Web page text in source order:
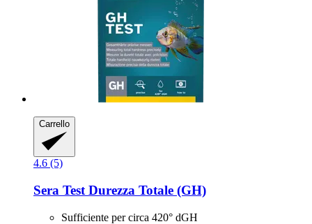
Carrello
4.6 (5)
Sera Test Durezza Totale (GH)
Sufficiente per circa 420° dGH